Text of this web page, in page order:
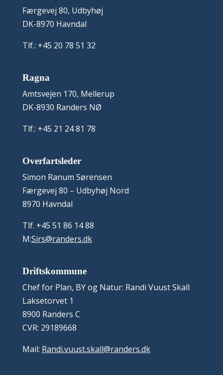
Færgevej 80, Udbyhøj
DK-8970 Havndal
Tlf.: +45 20 78 51 32
Ragna
Amtsvejen 170, Mellerup
DK-8930 Randers NØ
Tlf.: +45 21 24 81 78
Overfartsleder
Simon Ranum Sørensen
Færgevej 80 – Udbyhøj Nord
8970 Havndal
Tlf. +45 51 86 14 88
M:Sirs@randers.dk
Driftskommune
Chef for Plan, BY og Natur: Randi Vuust Skall
Laksetorvet 1
8900 Randers C
CVR: 29189668
Mail: Randi.vuust.skall@randers.dk